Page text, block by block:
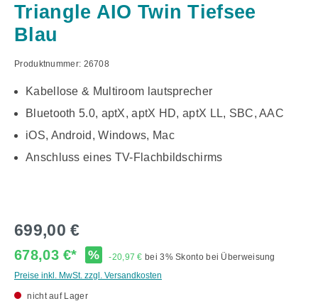
Triangle AIO Twin Tiefsee
Blau
Produktnummer: 26708
Kabellose & Multiroom lautsprecher
Bluetooth 5.0, aptX, aptX HD, aptX LL, SBC, AAC
iOS, Android, Windows, Mac
Anschluss eines TV-Flachbildschirms
699,00 €
678,03 €* % -20,97 € bei 3% Skonto bei Überweisung
Preise inkl. MwSt. zzgl. Versandkosten
nicht auf Lager